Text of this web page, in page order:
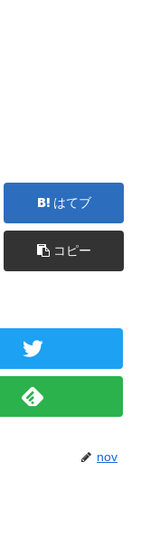
はてブ
コピー
nov